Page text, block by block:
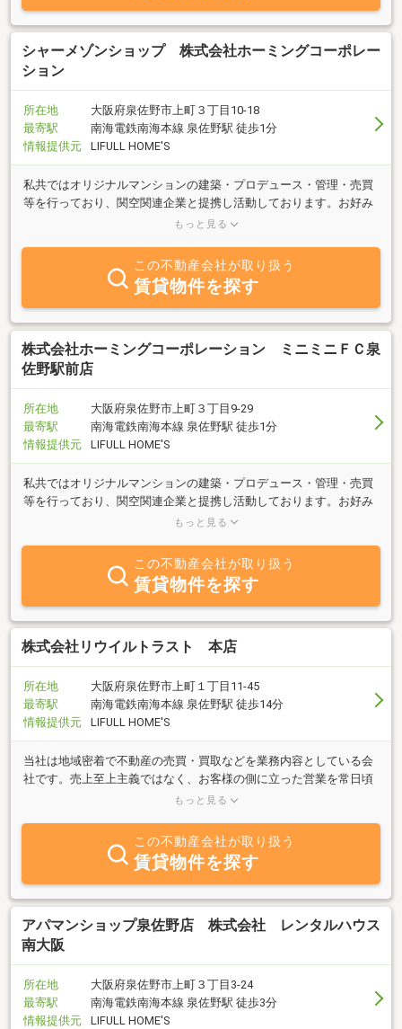
シャーメゾンショップ 株式会社ホーミングコーポレー
ション
所在地
大阪府泉佐野市上町３丁目10-18
最寄駅
南海電鉄南海本線 泉佐野駅 徒歩1分
情報提供元
LIFULL HOME'S
私共ではオリジナルマンションの建築・プロデュース・管理・売買
等を行っており、関空関連企業と提携し活動しております。お好み
にあわせたお部屋探しを建築経験も豊かなスタッフが十分にお手伝
もっと見る
この不動産会社が取り扱う
賃貸物件を探す
株式会社ホーミングコーポレーション ミニミニＦＣ泉
佐野駅前店
所在地
大阪府泉佐野市上町３丁目9-29
最寄駅
南海電鉄南海本線 泉佐野駅 徒歩1分
情報提供元
LIFULL HOME'S
私共ではオリジナルマンションの建築・プロデュース・管理・売買
等を行っており、関空関連企業と提携し活動しております。お好み
にあわせたお部屋探しを建築経験も豊かなスタッフが十分にお手伝
もっと見る
この不動産会社が取り扱う
賃貸物件を探す
株式会社リウイルトラスト 本店
所在地
大阪府泉佐野市上町１丁目11-45
最寄駅
南海電鉄南海本線 泉佐野駅 徒歩14分
情報提供元
LIFULL HOME'S
当社は地域密着で不動産の売買・買取などを業務内容としている会
社です。売上至上主義ではなく、お客様の側に立った営業を常日頃
考えております。そういう思い・意思を伝えていきたいと当社は考
もっと見る
この不動産会社が取り扱う
賃貸物件を探す
アパマンショップ泉佐野店 株式会社 レンタルハウス
南大阪
所在地
大阪府泉佐野市上町３丁目3-24
最寄駅
南海電鉄南海本線 泉佐野駅 徒歩3分
情報提供元
LIFULL HOME'S